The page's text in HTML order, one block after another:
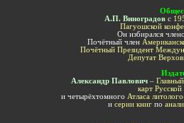
А.П. Виноградовс
Пагуошской
Он избирался
Почётный член
Почётный Президент
Депутат
Александр Павлович –
карт
и четырёхтомного Атласа
и серии книг по